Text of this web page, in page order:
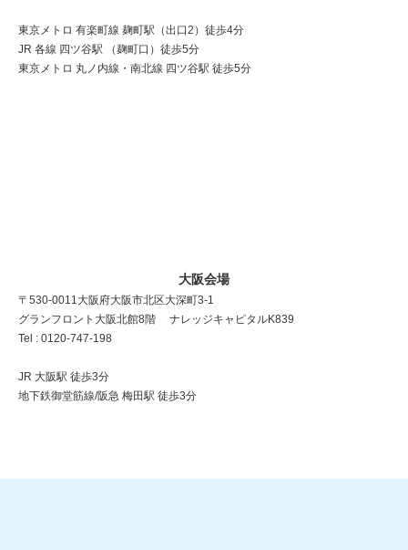
東京メトロ 有楽町線 麹町駅（出口2）徒歩4分
JR 各線 四ツ谷駅 （麹町口）徒歩5分
東京メトロ 丸ノ内線・南北線 四ツ谷駅 徒歩5分
大阪会場
〒530-0011 大阪府大阪市北区大深町3-1
グランフロント大阪北館8階 ナレッジキャピタルK839
Tel : 0120-747-198
JR 大阪駅 徒歩3分
地下鉄御堂筋線/阪急 梅田駅 徒歩3分